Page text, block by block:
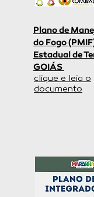
Plano de
do Fogo
Estadual de
GOIÁS
clique e leia o
documento